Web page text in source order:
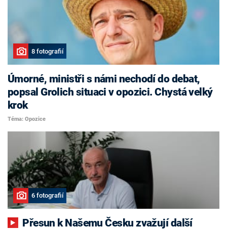
8 fotografií
Úmorné, ministři s námi nechodí do debat,
popsal Grolich situaci v opozici. Chystá velký
krok
Téma: Opozice
6 fotografií